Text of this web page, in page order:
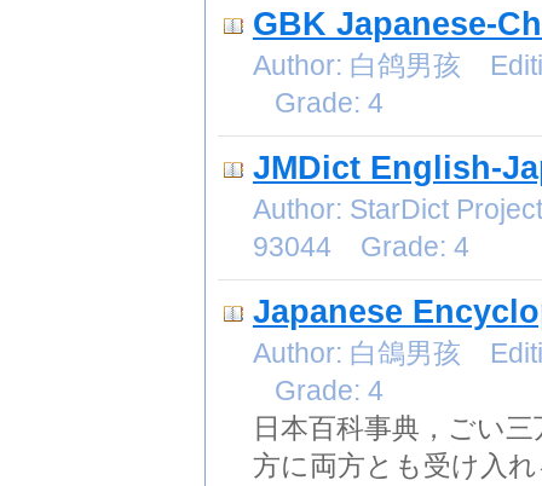
GBK Japanese-
Author: 白鸽男孩
Grade: 4
JMDict English-
Author: StarDict
93044 Grade: 4
Japanese
Author: 白鴿男孩
Grade: 4
日本百科事典，ごい
方に両方とも受け入